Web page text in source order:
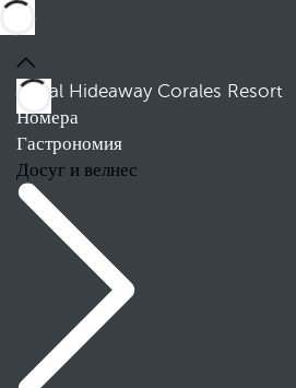
Royal Hideaway Corales Resort
Номера
Гастрономия
Досуг и велнес